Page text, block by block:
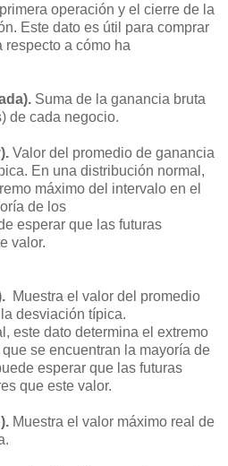
operación y el cierre de la
Este dato es útil para comprar
respecto a cómo ha
Suma de la ganancia bruta
de cada negocio.
Valor del promedio de ganancia
En una distribución normal,
máximo del intervalo en el
de los
esperar que las futuras
valor.
Muestra el valor del promedio
desviación típica.
este dato determina el extremo
se encuentran la mayoría de
esperar que las futuras
que este valor.
Muestra el valor máximo real de